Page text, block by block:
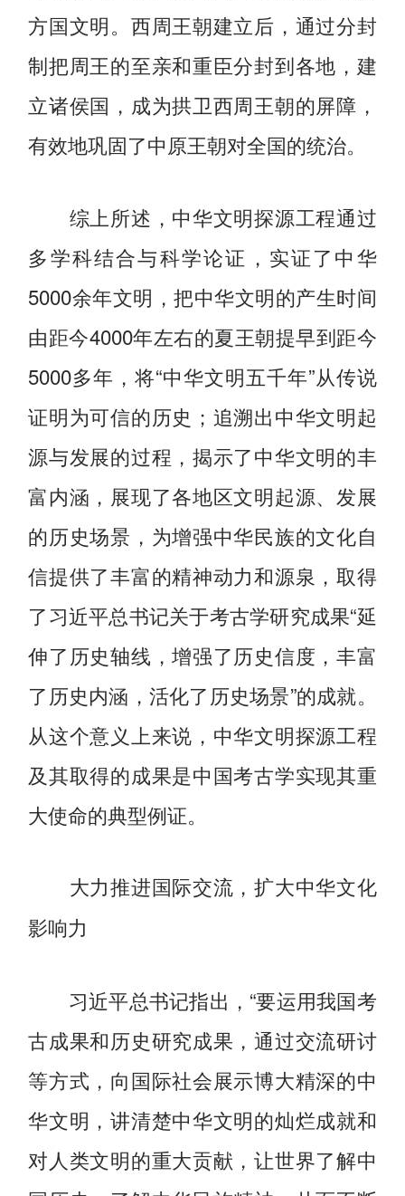
方国文明。西周王朝建立后，通过分封
制把周王的至亲和重臣分封到各地，建
立诸侯国，成为拱卫西周王朝的屏障，
有效地巩固了中原王朝对全国的统治。
综上所述，中华文明探源工程通过
多学科结合与科学论证，实证了中华
5000余年文明，把中华文明的产生时间
由距今4000年左右的夏王朝提早到距今
5000多年，将“中华文明五千年”从传说
证明为可信的历史；追溯出中华文明起
源与发展的过程，揭示了中华文明的丰
富内涵，展现了各地区文明起源、发展
的历史场景，为增强中华民族的文化自
信提供了丰富的精神动力和源泉，取得
了习近平总书记关于考古学研究成果“延
伸了历史轴线，增强了历史信度，丰富
了历史内涵，活化了历史场景”的成就。
从这个意义上来说，中华文明探源工程
及其取得的成果是中国考古学实现其重
大使命的典型例证。
大力推进国际交流，扩大中华文化
影响力
习近平总书记指出，“要运用我国考
古成果和历史研究成果，通过交流研讨
等方式，向国际社会展示博大精深的中
华文明，讲清楚中华文明的灿烂成就和
对人类文明的重大贡献，让世界了解中